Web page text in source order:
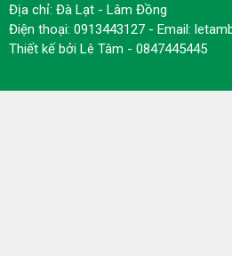
Địa chỉ: Đà Lạt - Lâm Đồng
Điện thoại: 0913443127 - Email:
Thiết kế bởi Lê Tâm - 0847445445